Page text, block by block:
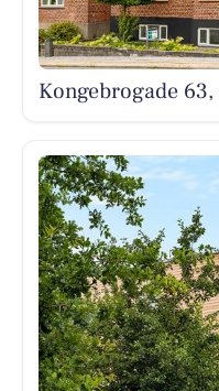
Kongebrogade